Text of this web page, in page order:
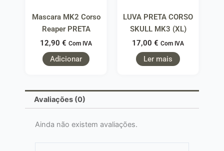
Mascara MK2 Corso
Reaper PRETA
12,90 € Com IVA
Adicionar
LUVA PRETA CORSO
SKULL MK3 (XL)
17,00 € Com IVA
Ler mais
Avaliações (0)
Ainda não existem avaliações.